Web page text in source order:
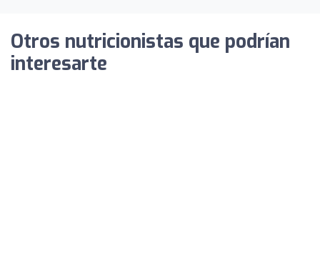
Otros nutricionistas que podrían
interesarte